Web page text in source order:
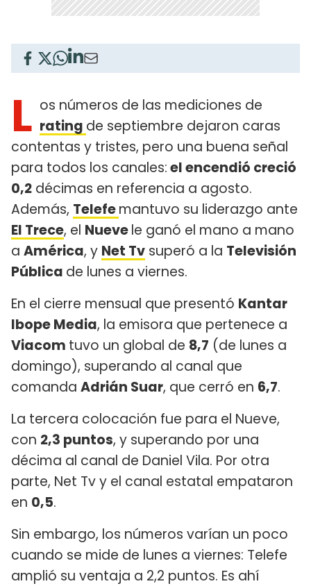
L os números de las mediciones de
rating de septiembre dejaron caras
contentas y tristes, pero una buena señal
para todos los canales:el encendió creció
0,2 décimas en referencia a agosto.
Además, Telefemantuvo su liderazgo ante
El Trece, el Nuevele ganó el mano a mano
a América, y Net Tv superó a la Televisión
Pública de lunes a viernes.
En el cierre mensual que presentó Kantar
Ibope Media, la emisora que pertenece a
Viacom tuvo un global de 8,7 (de lunes a
domingo), superando al canal que
comanda Adrián Suar, que cerró en 6,7.
La tercera colocación fue para el Nueve,
con 2,3 puntos, y superando por una
décima al canal de Daniel Vila. Por otra
parte, Net Tv y el canal estatal empataron
en 0,5.
Sin embargo, los números varían un poco
cuando se mide de lunes a viernes: Telefe
amplió su ventaja a 2,2 puntos. Es ahí